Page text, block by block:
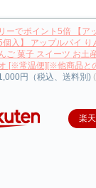
ーでポイント5倍 【ア
個入】 アップルパイ り
ご 菓子 スイーツ お土
[※常温便][※他商品と
円（税込、送料別)
楽